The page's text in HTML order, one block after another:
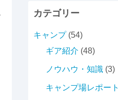
カテゴリー
キャンプ(54)
ギア紹介 (48)
ノウハウ・知識 (3)
キャンプ場レポート